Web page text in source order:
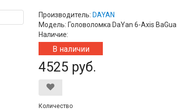
Производитель: DAYAN
Модель: Головоломка DaYan 6-Axis BaGua
Наличие:
В наличии
4525 руб.
Количество